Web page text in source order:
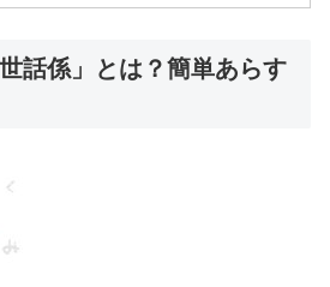
話係」とは？簡単あらす